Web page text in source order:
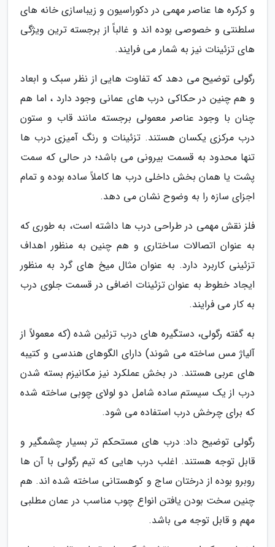
و کرکره ها عناصر مهمی در دکوراسیون و زیباسازی خانه های
سلطنتی و خصوصی بوده اند و غالباً از برجسته ترین ویژگی
های تزئینات نیز به شمار می فرایند.
رگولی توضیح می دهد که تفاوت هایی از نظر سبک و ابعاد
و هم چنین در حکاکی درب های عمانی وجود دارد ، اما هم
چنان با وجود عناصر معمولی برجسته مانند قاب و ستون
درب مرکزی یکسان هستند. تزئینات و رنگ آمیزی درب ها
تنها محدود به قسمت بیرونی می باشد؛ در حالی که سمت
پشت یا همان بخش داخلی درب ها کاملاً ساده بوده و تمام
اجزای سازه را به وضوح نشان می دهد.
فلز نقش مهمی در طراحی درب ها داشته است، به طوری که
به عنوان اتصالات ساختاری و هم چنین به منظور اهداف
تزئینی کاربرد دارد. به عنوان مثال میخ های گرد به منظور
ایجاد خطوط به عنوان تزئینات اضافی در قسمت جلوی درب
به کار می فرایند.
به گفته رگولی، دستگیره های درب تزئین شده (که معمولاً از
آلیاژ مس ساخته می شوند) دارای الگوهای هندسی و کتیبه
های عربی هستند. در بخش عملکرد نیز مکانیزم بسته شدن
درب از یک سیستم ساده شامل دو لولای چوبی ساخته شده
که برای چرخش درب استفاده می شود.
رگولی توضیح داد: درب های مستحکم تر بسیار چشمگیر و
قابل توجه هستند. اغلب درب هایی که تیم رگولی با آن ها
روبرو بوده از درختان ساج و کوهستانی ساخته شده اند. هم
چنین سخت بودن یافتن انواع چوب مناسب در عمان مطلبی
مهم و قابل توجه می باشد.